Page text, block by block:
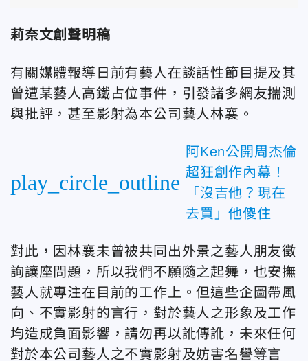
莉奈文創聲明稿
有關媒體報導日前有藝人在談話性節目提及其
曾遭某藝人高鐵占位事件，引發諸多網友揣測
與批評，甚至影射為本公司藝人林襄。
play_circle_outline
阿Ken公開周杰倫
超狂創作內幕！
「沒吉他？現在
去買」他傻住
對此，因林襄未曾被共同出外景之藝人朋友徵
詢讓座問題，所以我們不願隨之起舞，也安撫
藝人就專注在目前的工作上。但這些企圖帶風
向、不實影射的言行，對於藝人之形象及工作
均造成負面影響，請勿再以訛傳訛，未來任何
對於本公司藝人之不實影射及妨害名譽等言